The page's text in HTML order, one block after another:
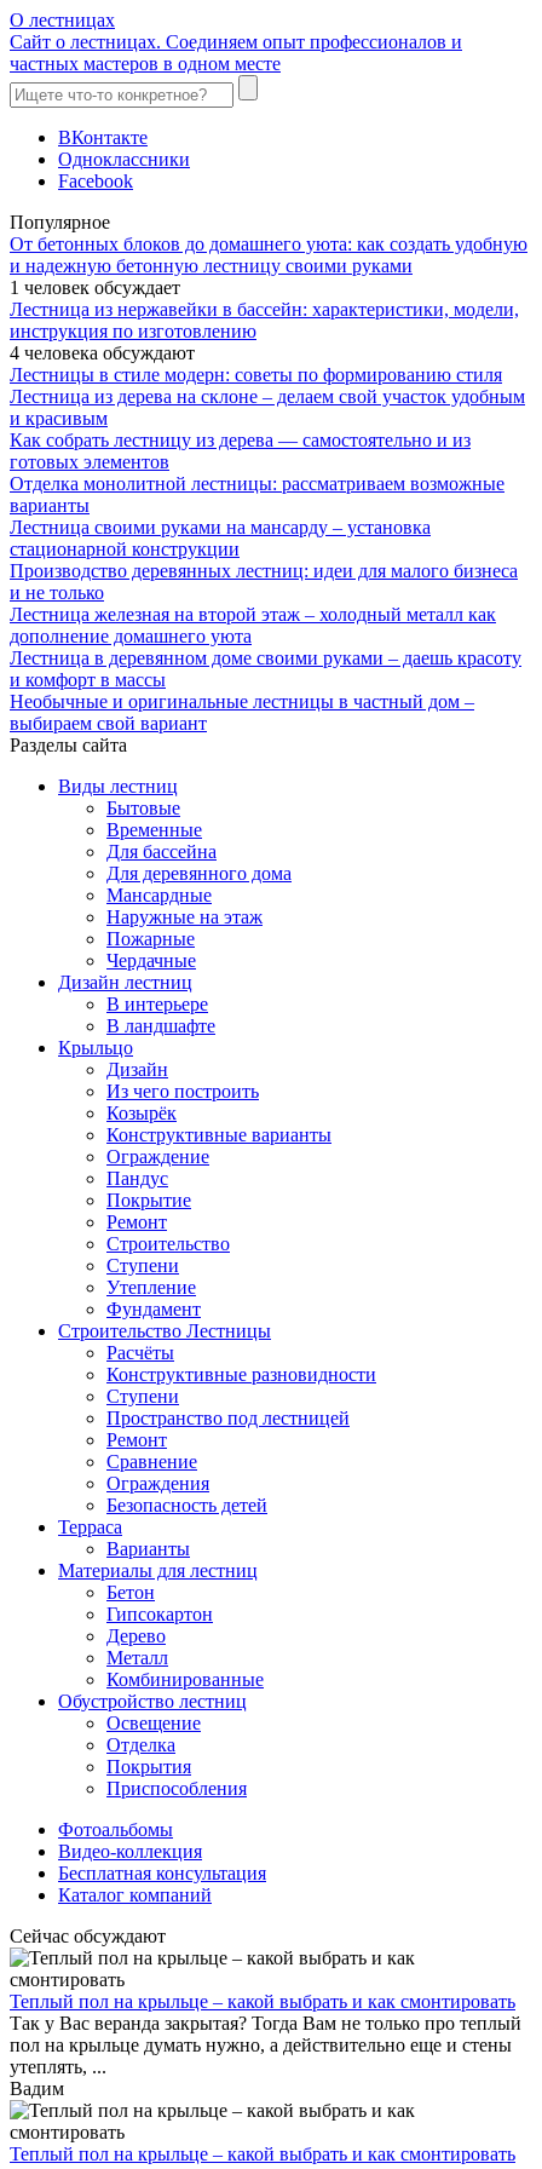
О лестницах
Сайт о лестницах. Соединяем опыт профессионалов и
частных мастеров в одном месте
ВКонтакте
Одноклассники
Facebook
Популярное
От бетонных блоков до домашнего уюта: как создать удобную
и надежную бетонную лестницу своими руками
1 человек обсуждает
Лестница из нержавейки в бассейн: характеристики, модели,
инструкция по изготовлению
4 человека обсуждают
Лестницы в стиле модерн: советы по формированию стиля
Лестница из дерева на склоне – делаем свой участок удобным
и красивым
Как собрать лестницу из дерева — самостоятельно и из
готовых элементов
Отделка монолитной лестницы: рассматриваем возможные
варианты
Лестница своими руками на мансарду – установка
стационарной конструкции
Производство деревянных лестниц: идеи для малого бизнеса
и не только
Лестница железная на второй этаж – холодный металл как
дополнение домашнего уюта
Лестница в деревянном доме своими руками – даешь красоту
и комфорт в массы
Необычные и оригинальные лестницы в частный дом –
выбираем свой вариант
Разделы сайта
Виды лестниц
Бытовые
Временные
Для бассейна
Для деревянного дома
Мансардные
Наружные на этаж
Пожарные
Чердачные
Дизайн лестниц
В интерьере
В ландшафте
Крыльцо
Дизайн
Из чего построить
Козырёк
Конструктивные варианты
Ограждение
Пандус
Покрытие
Ремонт
Строительство
Ступени
Утепление
Фундамент
Строительство Лестницы
Расчёты
Конструктивные разновидности
Ступени
Пространство под лестницей
Ремонт
Сравнение
Ограждения
Безопасность детей
Терраса
Варианты
Материалы для лестниц
Бетон
Гипсокартон
Дерево
Металл
Комбинированные
Обустройство лестниц
Освещение
Отделка
Покрытия
Приспособления
Фотоальбомы
Видео-коллекция
Бесплатная консультация
Каталог компаний
Сейчас обсуждают
Теплый пол на крыльце – какой выбрать и как смонтировать
Так у Вас веранда закрытая? Тогда Вам не только про теплый
пол на крыльце думать нужно, а действительно еще и стены
утеплять, ...
Вадим
Теплый пол на крыльце – какой выбрать и как смонтировать